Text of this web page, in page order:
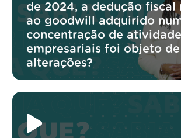
de 2024, a dedução fiscal
ao goodwill adquirido
concentração de
empresariais foi objeto de
alterações?